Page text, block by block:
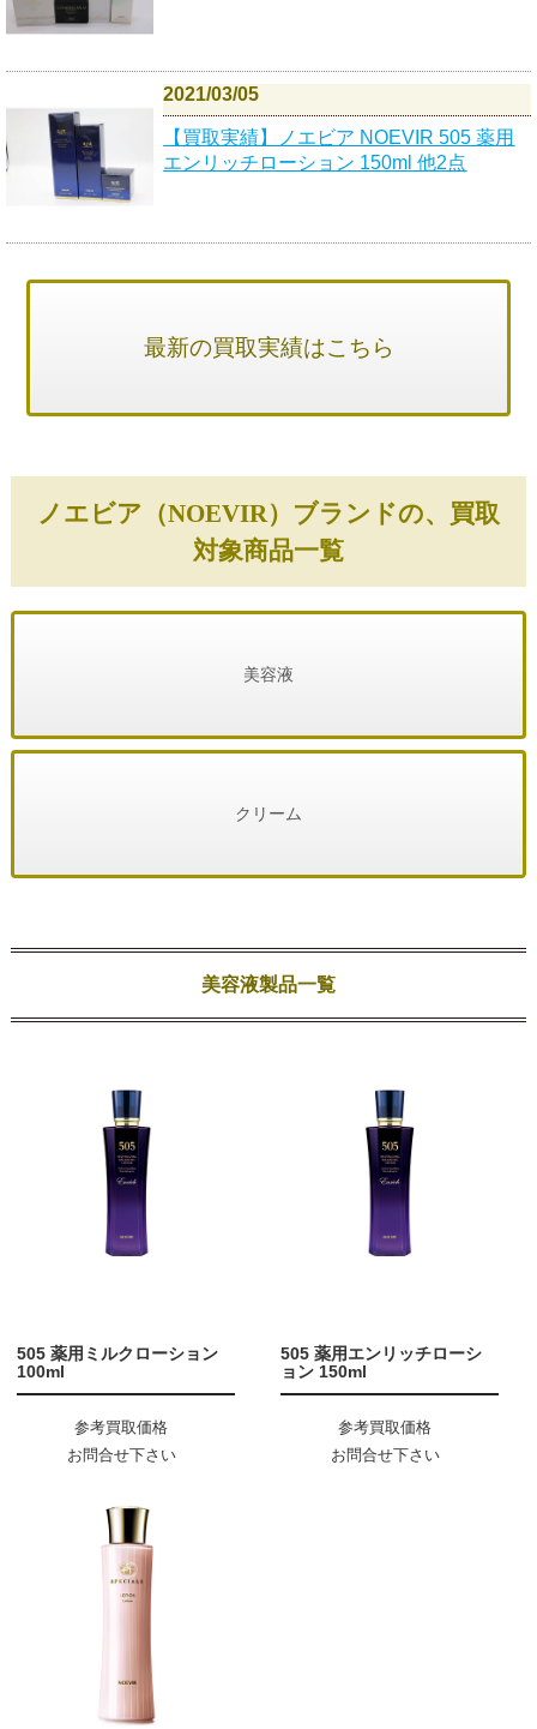
2021/03/05
【買取実績】ノエビア NOEVIR 505 薬用
エンリッチローション 150ml 他2点
最新の買取実績はこちら
ノエビア（NOEVIR）ブランドの、買取
対象商品一覧
美容液
クリーム
美容液製品一覧
505 薬用ミルクローション
100ml
参考買取価格
お問合せ下さい
505 薬用エンリッチローシ
ョン 150ml
参考買取価格
お問合せ下さい